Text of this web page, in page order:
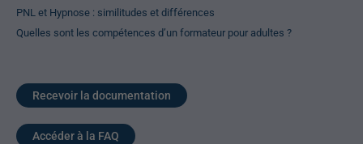
PNL et Hypnose : similitudes et différences
Quelles sont les compétences d’un formateur pour adultes ?
Recevoir la documentation
Accéder à la FAQ